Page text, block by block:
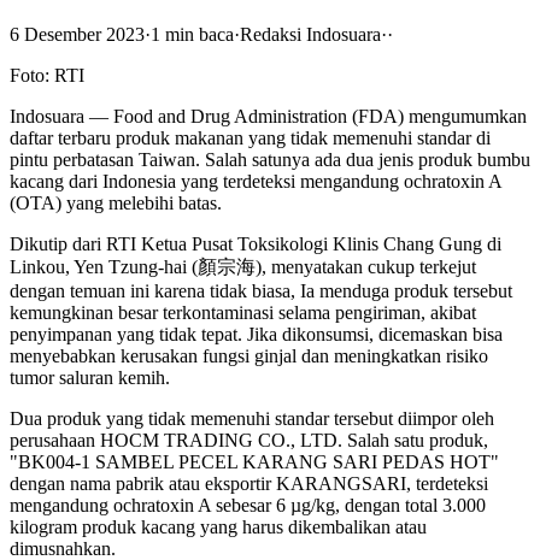
6 Desember 2023·1 min baca·Redaksi Indosuara··
Foto: RTI
Indosuara — Food and Drug Administration (FDA) mengumumkan
daftar terbaru produk makanan yang tidak memenuhi standar di
pintu perbatasan Taiwan. Salah satunya ada dua jenis produk bumbu
kacang dari Indonesia yang terdeteksi mengandung ochratoxin A
(OTA) yang melebihi batas.
Dikutip dari RTI Ketua Pusat Toksikologi Klinis Chang Gung di
Linkou, Yen Tzung-hai (顏宗海), menyatakan cukup terkejut
dengan temuan ini karena tidak biasa, Ia menduga produk tersebut
kemungkinan besar terkontaminasi selama pengiriman, akibat
penyimpanan yang tidak tepat. Jika dikonsumsi, dicemaskan bisa
menyebabkan kerusakan fungsi ginjal dan meningkatkan risiko
tumor saluran kemih.
Dua produk yang tidak memenuhi standar tersebut diimpor oleh
perusahaan HOCM TRADING CO., LTD. Salah satu produk,
"BK004-1 SAMBEL PECEL KARANG SARI PEDAS HOT"
dengan nama pabrik atau eksportir KARANGSARI, terdeteksi
mengandung ochratoxin A sebesar 6 µg/kg, dengan total 3.000
kilogram produk kacang yang harus dikembalikan atau
dimusnahkan.